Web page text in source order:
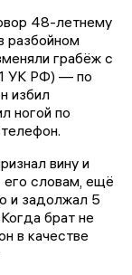
48-летнему
разбойном
грабёж с
УК РФ) — по
избил
ногой по
вину и
его словам, ещё
и задолжал 5
брат не
в качестве